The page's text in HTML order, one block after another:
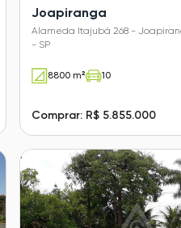
Joapiranga
Alameda Itajubá 268 -
- SP
8800 m² 10
Comprar: R$ 5.855.000